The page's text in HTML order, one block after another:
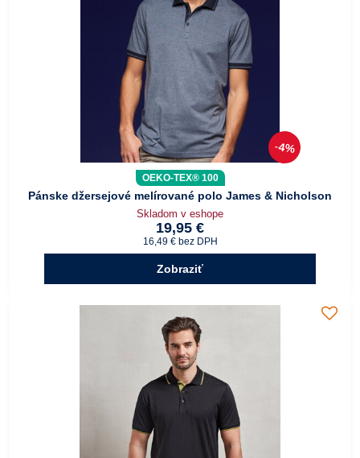
4%
OEKO-TEX® 100
Pánske džersejové melírované polo James & Nicholson
Skladom v eshope
19,95 €
16,49 € bez DPH
Zobraziť